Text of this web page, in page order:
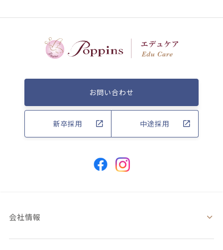
お問い合わせ
新卒採用 中途採用
会社情報